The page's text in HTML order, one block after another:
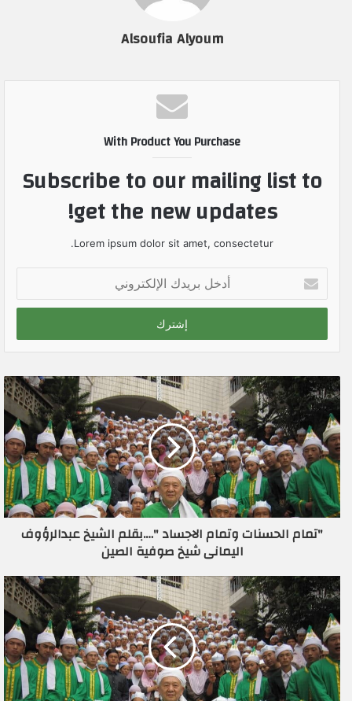
Alsoufia Alyoum
With Product You Purchase
Subscribe to our mailing list to
get the new updates!
Lorem ipsum dolor sit amet, consectetur.
خ
ب
ي
د
ك
ا
ل
إ
ل
ك
ت
ي
"تمام الحسنات وتمام الاجساد "….بقلم الشيخ عبدالرؤوف
اليمانى شيخ صوفية الصين